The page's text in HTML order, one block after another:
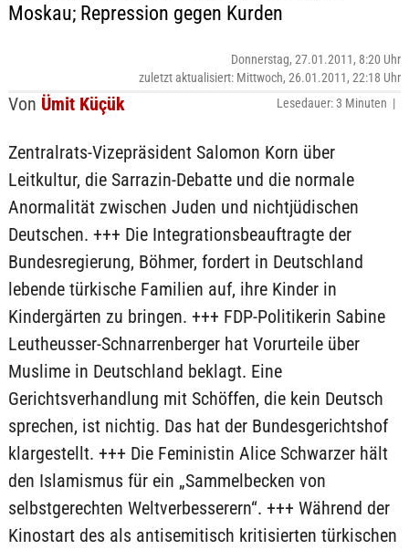
Moskau; Repression gegen Kurden
Von Ümit Küçük
Donnerstag, 27.01.2011, 8:20 Uhr
zuletzt aktualisiert: Mittwoch, 26.01.2011, 22:18 Uhr
Lesedauer: 3 Minuten |
Zentralrats-Vizepräsident Salomon Korn über
Leitkultur, die Sarrazin-Debatte und die normale
Anormalität zwischen Juden und nichtjüdischen
Deutschen. +++ Die Integrationsbeauftragte der
Bundesregierung, Böhmer, fordert in Deutschland
lebende türkische Familien auf, ihre Kinder in
Kindergärten zu bringen. +++ FDP-Politikerin Sabine
Leutheusser-Schnarrenberger hat Vorurteile über
Muslime in Deutschland beklagt. Eine
Gerichtsverhandlung mit Schöffen, die kein Deutsch
sprechen, ist nichtig. Das hat der Bundesgerichtshof
klargestellt. +++ Die Feministin Alice Schwarzer hält
den Islamismus für ein „Sammelbecken von
selbstgerechten Weltverbesserern“. +++ Während der
Kinostart des als antisemitisch kritisierten türkischen